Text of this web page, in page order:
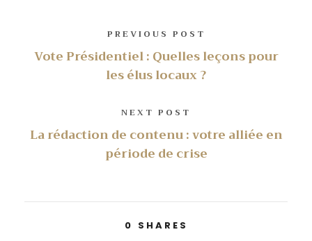
PREVIOUS POST
Vote Présidentiel : Quelles leçons pour
les élus locaux ?
NEXT POST
La rédaction de contenu : votre alliée en
période de crise
0 SHARES